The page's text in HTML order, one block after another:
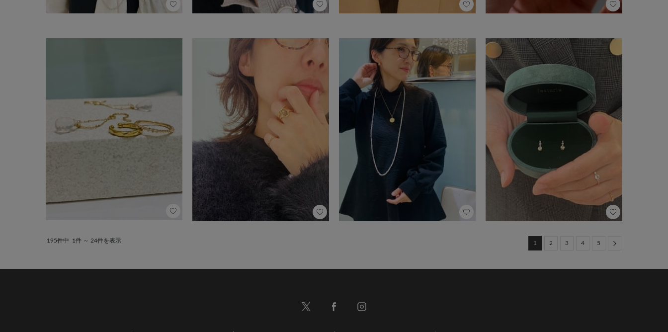
195件中 1件 ～ 24件を表示 1 2 3 4 5